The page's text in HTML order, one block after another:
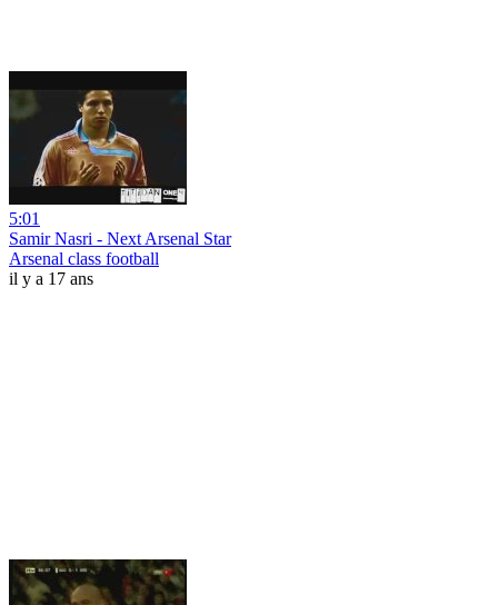
5:01
Samir Nasri - Next Arsenal Star
Arsenal class football
il y a 17 ans